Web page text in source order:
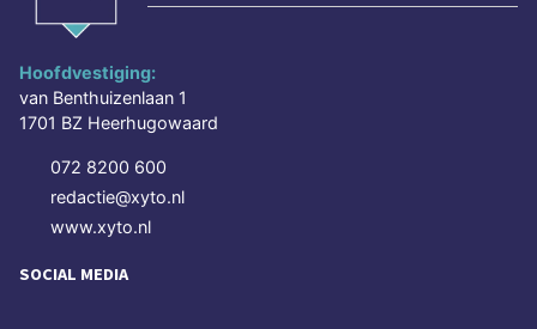
Hoofdvestiging:
van Benthuizenlaan 1
1701 BZ Heerhugowaard
072 8200 600
redactie@xyto.nl
www.xyto.nl
SOCIAL MEDIA